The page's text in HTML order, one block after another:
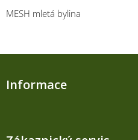
MESH mletá bylina
Informace